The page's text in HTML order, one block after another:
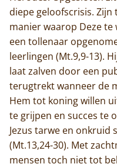
diepe geloofscrisis. Zijn
manier waarop Deze te
een tollenaar
leerlingen (Mt.9,9-13).
laat zalven door een
terugtrekt wanneer de
Hem tot koning willen
te grijpen en succes te
Jezus tarwe en onkruid
(Mt.13,24-30). Met
mensen toch niet tot